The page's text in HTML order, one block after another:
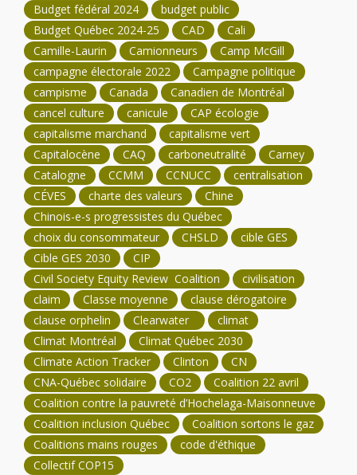
Budget fédéral 2024
budget public
Budget Québec 2024-25
CAD
Cali
Camille-Laurin
Camionneurs
Camp McGill
campagne électorale 2022
Campagne politique
campisme
Canada
Canadien de Montréal
cancel culture
canicule
CAP écologie
capitalisme marchand
capitalisme vert
Capitalocène
CAQ carboneutralité
Carney
Catalogne
CCMM CCNUCC
centralisation
CÉVES
charte des valeurs
Chine
Chinois-e-s progressistes du Québec
choix du consommateur
CHSLD
cible GES
Cible GES 2030
CIP
Civil Society Equity Review Coalition
civilisation
claim
Classe moyenne
clause dérogatoire
clause orphelin
Clearwater
climat
Climat Montréal
Climat Québec 2030
Climate Action Tracker
Clinton
CN
CNA-Québec solidaire
CO2
Coalition 22 avril
Coalition contre la pauvreté d’Hochelaga-Maisonneuve
Coalition inclusion Québec
Coalition sortons le gaz
Coalitions mains rouges
code d'éthique
Collectif COP15